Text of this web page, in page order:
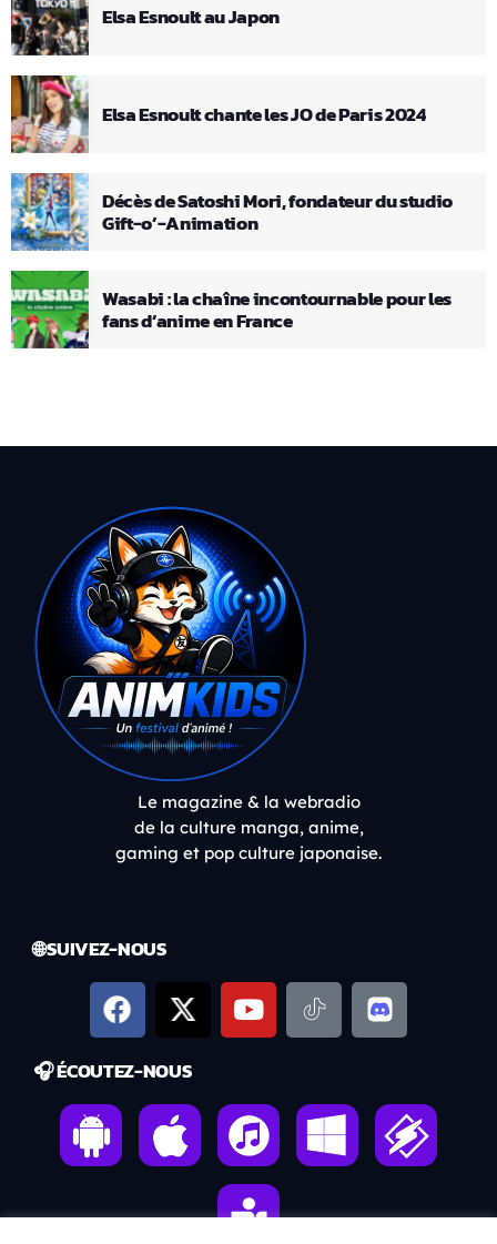
Elsa Esnoult au Japon
Elsa Esnoult chante les JO de Paris 2024
Décès de Satoshi Mori, fondateur du studio
Gift-o’-Animation
Wasabi : la chaîne incontournable pour les
fans d’anime en France
Le magazine & la webradio
de la culture manga, anime,
gaming et pop culture japonaise.
🌐 SUIVEZ-NOUS
🎧 ÉCOUTEZ-NOUS